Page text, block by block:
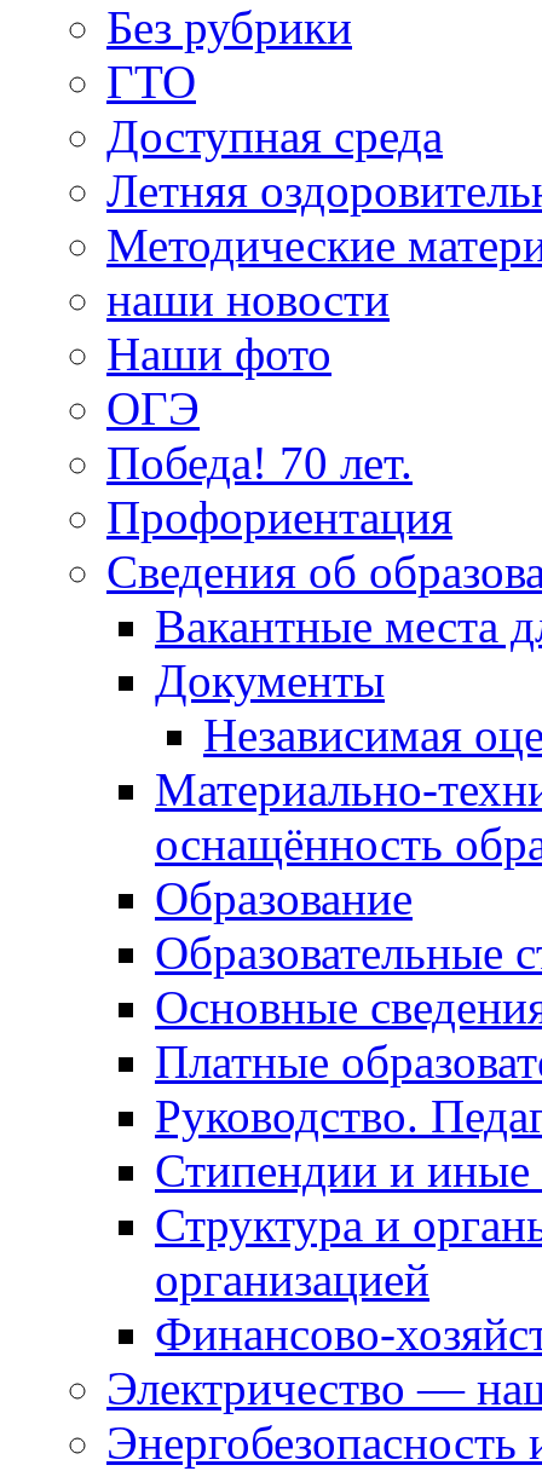
Без рубрики
ГТО
Доступная среда
Летняя
Методические
наши новости
Наши фото
ОГЭ
Победа! 70 лет.
Профориентация
Сведения об
Вакантные места
Документы
Независимая
Материально-
оснащённость
Образование
Образовательные
Основные
Платные
Руководство.
Стипендии и иные
Структура и
организацией
Финансово-
Электричество —
Энергобезопасность